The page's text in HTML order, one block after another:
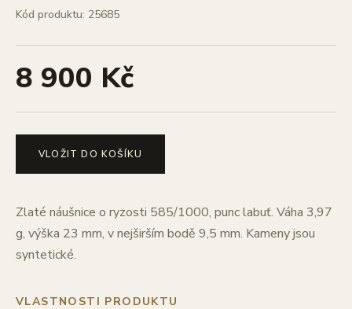
Kód produktu: 25685
8 900 Kč
VLOŽIT DO KOŠÍKU
Zlaté náušnice o ryzosti 585/1000, punc labuť. Váha 3,97
g, výška 23 mm, v nejširším bodě 9,5 mm. Kameny jsou
syntetické.
VLASTNOSTI PRODUKTU